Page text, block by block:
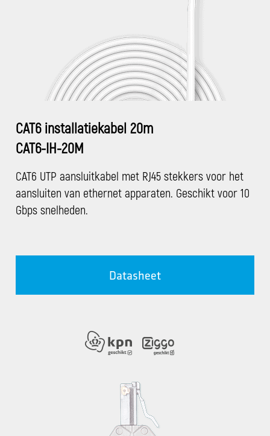
CAT6 installatiekabel 20m
CAT6-IH-20M
CAT6 UTP aansluitkabel met RJ45 stekkers voor het
aansluiten van ethernet apparaten. Geschikt voor 10
Gbps snelheden.
Datasheet